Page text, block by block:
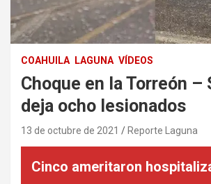
COAHUILA LAGUNA VÍDEOS
Choque en la Torreón –
deja ocho lesionados
13 de octubre de 2021 Reporte Laguna
Cinco ameritaron